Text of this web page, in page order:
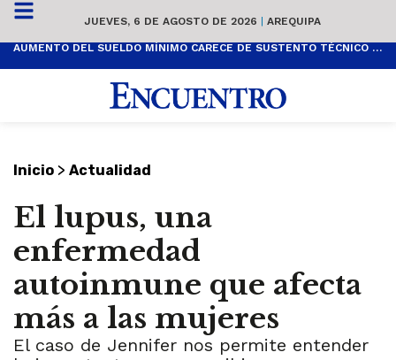
JUEVES, 6 DE AGOSTO DE 2026 | AREQUIPA
AUMENTO DEL SUELDO MÍNIMO CARECE DE SUSTENTO TÉCNICO Y ES POPULISTA
Inicio > Actualidad
El lupus, una
enfermedad
autoinmune que afecta
más a las mujeres
El caso de Jennifer nos permite entender